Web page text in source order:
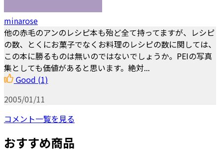
minarose
他の赤毛のアンのレシピ本も殆ど全て持ってますが、レシピ
の数、とくにお菓子でなくお料理のレシピの数に関しては、
この本に勝るものは無いのではないでしょうか。PEIの写真
集としても価値があると思います。絶対...
Good (1)
2005/01/11
コメント一覧を見る
おすすめ商品